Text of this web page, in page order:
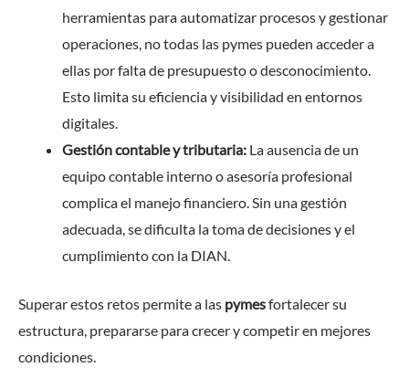
herramientas para automatizar procesos y gestionar
operaciones, no todas las pymes pueden acceder a
ellas por falta de presupuesto o desconocimiento.
Esto limita su eficiencia y visibilidad en entornos
digitales.
Gestión contable y tributaria: La ausencia de un
equipo contable interno o asesoría profesional
complica el manejo financiero. Sin una gestión
adecuada, se dificulta la toma de decisiones y el
cumplimiento con la DIAN.
Superar estos retos permite a las pymesfortalecer su
estructura, prepararse para crecer y competir en mejores
condiciones.